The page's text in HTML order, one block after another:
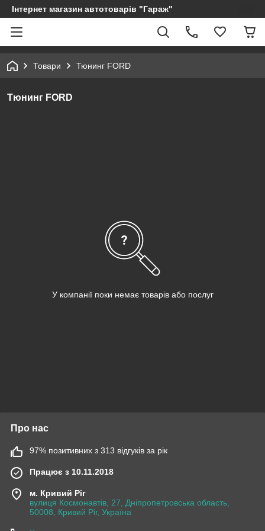
Інтернет магазин автотоварів "Гараж"
Товари Тюнинг FORD
Тюнинг FORD
У компанії поки немає товарів або послуг
Про нас
97% позитивних з 313 відгуків за рік
Працює з 10.11.2018
м. Кривий Ріг
вулиця Космонавтів, 27, Дніпропетровська область,
50008, Кривий Ріг, Україна